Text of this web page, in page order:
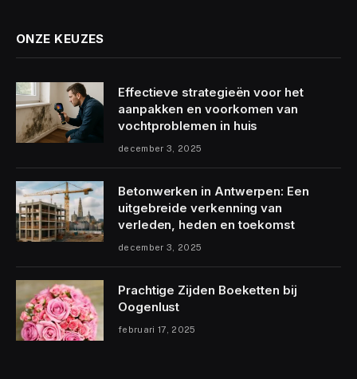
ONZE KEUZES
Effectieve strategieën voor het
aanpakken en voorkomen van
vochtproblemen in huis
december 3, 2025
Betonwerken in Antwerpen: Een
uitgebreide verkenning van
verleden, heden en toekomst
december 3, 2025
Prachtige Zijden Boeketten bij
Oogenlust
februari 17, 2025